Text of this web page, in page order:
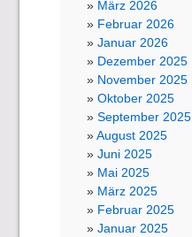
März 2026
Februar 2026
Januar 2026
Dezember 2025
November 2025
Oktober 2025
September 2025
August 2025
Juni 2025
Mai 2025
März 2025
Februar 2025
Januar 2025